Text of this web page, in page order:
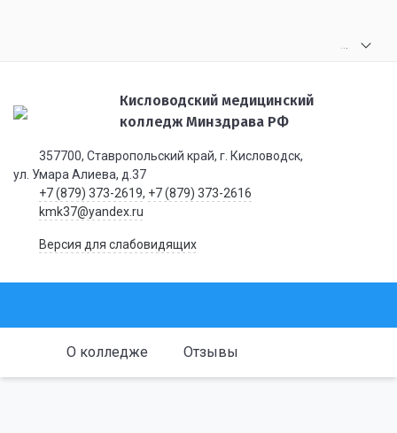
Кисловодский медицинский
колледж Минздрава РФ
357700, Ставропольский край, г. Кисловодск,
ул. Умара Алиева, д.37
+7 (879) 373-2619, +7 (879) 373-2616
kmk37@yandex.ru
Версия для слабовидящих
О колледже Отзывы